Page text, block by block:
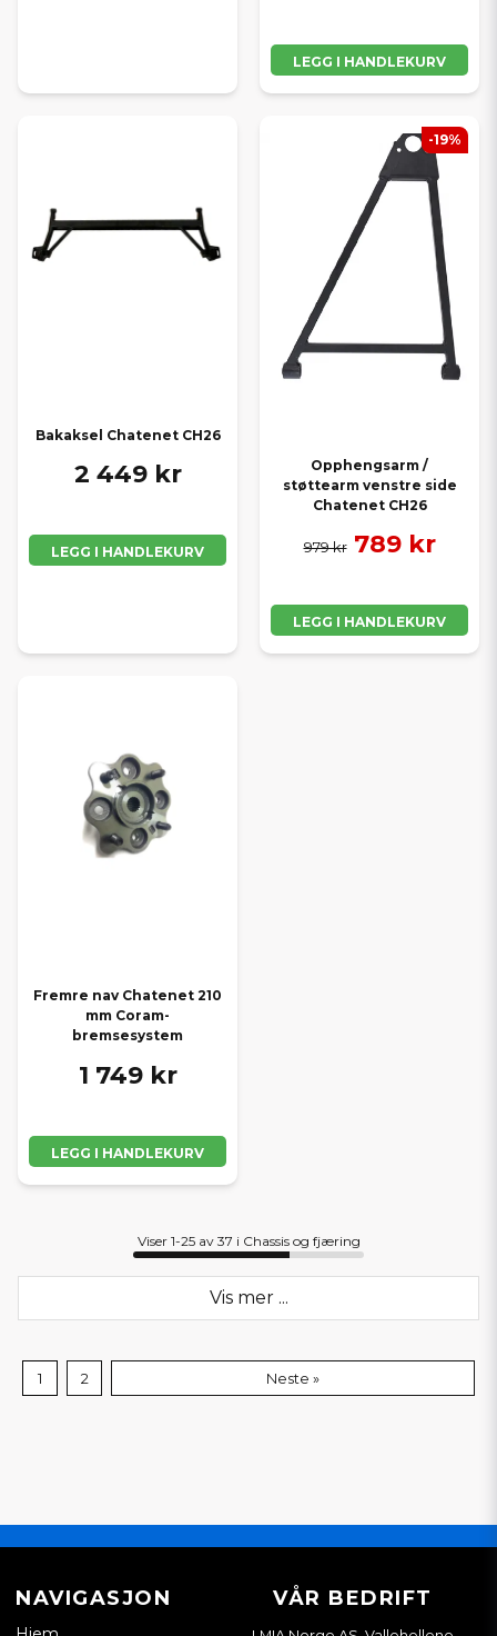
LEGG I HANDLEKURV
Bakaksel Chatenet CH26
2 449 kr
LEGG I HANDLEKURV
Opphengsarm /
støttearm venstre side
Chatenet CH26
979 kr 789 kr
LEGG I HANDLEKURV
-19%
Fremre nav Chatenet 210
mm Coram-
bremsesystem
1 749 kr
LEGG I HANDLEKURV
Viser 1-25 av 37 i Chassis og fjæring
Vis mer ...
1 2 Neste »
NAVIGASJON VÅR BEDRIFT